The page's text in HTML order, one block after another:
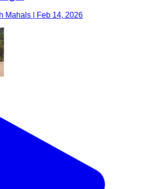
Mahals | Feb 14, 2026